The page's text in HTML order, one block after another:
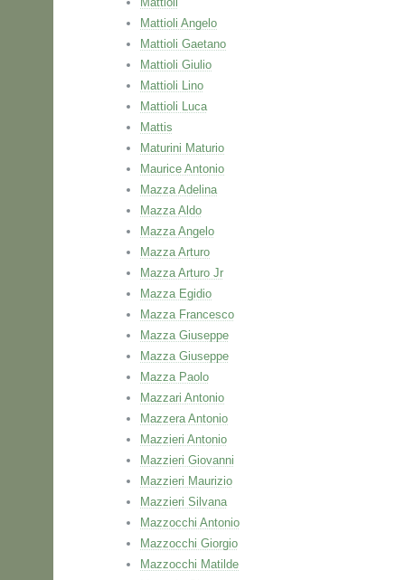
Mattioli Angelo
Mattioli Gaetano
Mattioli Giulio
Mattioli Lino
Mattioli Luca
Mattis
Maturini Maturio
Maurice Antonio
Mazza Adelina
Mazza Aldo
Mazza Angelo
Mazza Arturo
Mazza Arturo Jr
Mazza Egidio
Mazza Francesco
Mazza Giuseppe
Mazza Giuseppe
Mazza Paolo
Mazzari Antonio
Mazzera Antonio
Mazzieri Antonio
Mazzieri Giovanni
Mazzieri Maurizio
Mazzieri Silvana
Mazzocchi Antonio
Mazzocchi Giorgio
Mazzocchi Matilde